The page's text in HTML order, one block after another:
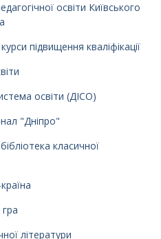
освіти Київського
підвищення кваліфікації
освіти (ДІСО)
"Дніпро"
класичної
літератури